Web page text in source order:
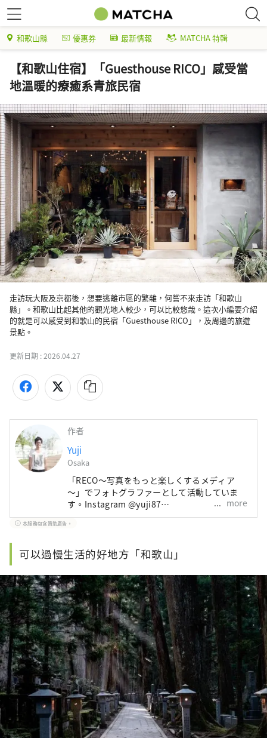
和歌山縣 優惠券 最新情報 MATCHA 特輯
【和歌山住宿】「Guesthouse RICO」感受當
地溫暖的療癒系青旅民宿
走訪玩大阪及京都後，想要逃離市區的繁雜，何嘗不來走訪「和歌山
縣」。和歌山比起其他的觀光地人較少，可以比較悠哉。這次小編要介紹
的就是可以感受到和歌山的民宿「Guesthouse RICO」，及周邊的旅遊
景點。
更新日期 :2026.04.27
作者
Yuji
Osaka
「RECO〜写真をもっと楽しくするメディア
〜」でフォトグラファーとして活動していま
す。Instagram @yuji87
https://www.instagram.com/yuji87/
more
本服務包含贊助廣告。
可以過慢生活的好地方「和歌山」